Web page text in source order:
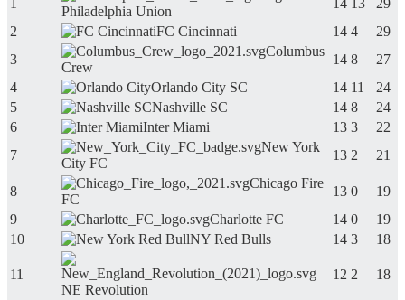
Philadelphia Union
2
FC Cincinnati 14 4
29
3
Columbus
Crew
14 8
27
4
Orlando City SC 14 11
24
5
Nashville SC 14 8
24
6
Inter Miami 13 3
22
7
New York
City FC
13 2 21
8
Chicago Fire
FC
13 0
19
9
Charlotte FC 14 0
19
10
NY Red Bulls 14 3 18
11
NE Revolution
12 2 18